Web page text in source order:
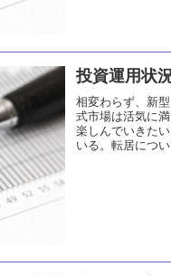
投資運用状
相変わらず、新
式市場は活気に
楽しんでいきた
いる。転居につ